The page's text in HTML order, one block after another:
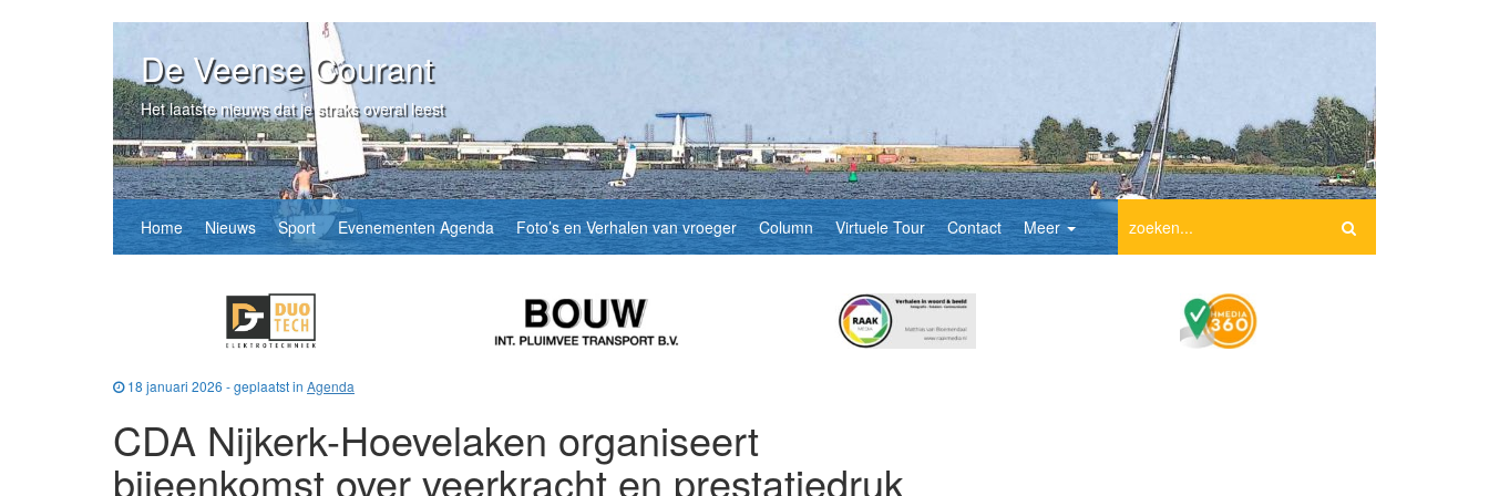
De Veense Courant
Het laatste nieuws dat je straks overal leest
Home Nieuws Sport Evenementen Agenda Foto’s en Verhalen van vroeger Column Virtuele Tour Contact Meer
18 januari 2026 - geplaatst in Agenda
CDA Nijkerk-Hoevelaken organiseert
bijeenkomst over veerkracht en prestatiedruk